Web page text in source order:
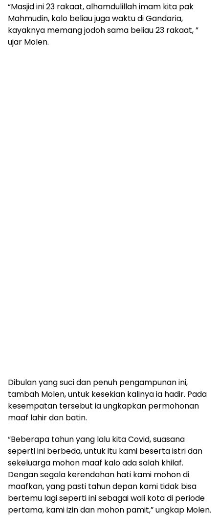
“Masjid ini 23 rakaat, alhamdulillah imam kita pak
Mahmudin, kalo beliau juga waktu di Gandaria,
kayaknya memang jodoh sama beliau 23 rakaat, ”
ujar Molen.
Dibulan yang suci dan penuh pengampunan ini,
tambah Molen, untuk kesekian kalinya ia hadir. Pada
kesempatan tersebut ia ungkapkan permohonan
maaf lahir dan batin.
“Beberapa tahun yang lalu kita Covid, suasana
seperti ini berbeda, untuk itu kami beserta istri dan
sekeluarga mohon maaf kalo ada salah khilaf.
Dengan segala kerendahan hati kami mohon di
maafkan, yang pasti tahun depan kami tidak bisa
bertemu lagi seperti ini sebagai wali kota di periode
pertama, kami izin dan mohon pamit,” ungkap Molen.